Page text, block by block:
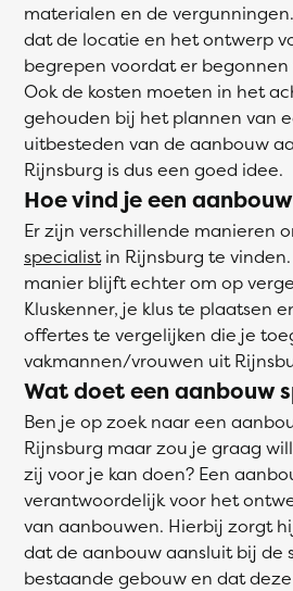
materialen en de
dat de locatie en het ontwerp
begrepen voordat er
Ook de kosten moeten in het
gehouden bij het plannen van
uitbesteden van de aanbouw
Rijnsburg is dus een goed idee.
Hoe vind je een
Er zijn verschillende manieren
specialistin Rijnsburg te
manier blijft echter om op
Kluskenner, je klus te plaatsen
offertes te vergelijken die je
vakmannen/vrouwen uit
Wat doet een aanbouw
Ben je op zoek naar een
Rijnsburg maar zou je graag
zij voor je kan doen? Een
verantwoordelijk voor het
van aanbouwen. Hierbij zorgt
dat de aanbouw aansluit bij de
bestaande gebouw en dat